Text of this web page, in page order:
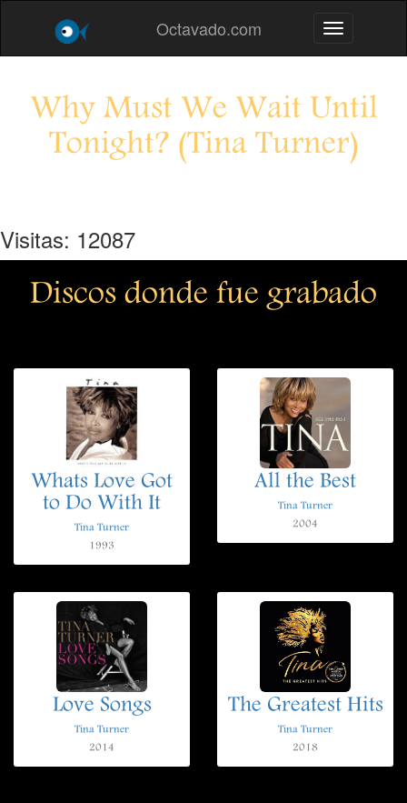
Octavado.com Toggle
Why Must We Wait Until
Tonight? (Tina Turner)
Visitas: 12087
Discos donde fue grabado
Whats Love Got
to Do With It
Tina Turner
1993
All the Best
Tina Turner
2004
Love Songs
Tina Turner
2014
The Greatest Hits
Tina Turner
2018